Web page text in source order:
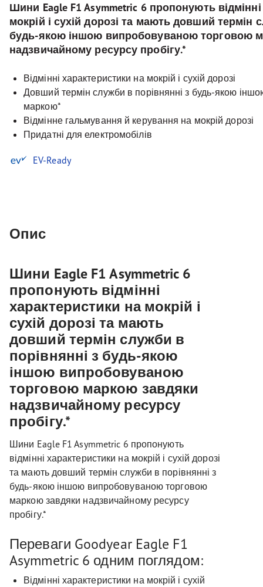
Шини Eagle F1 Asymmetric 6 пропонують
мокрій і сухій дорозі та мають довший термін
будь-якою іншою випробовуваною торговою
надзвичайному ресурсу пробігу.*
Відмінні характеристики на мокрій і сухій дорозі
Довший термін служби в порівнянні з будь-якою
маркою*
Відмінне гальмування й керування на мокрій дорозі
Придатні для електромобілів
EV-Ready
Опис
Шини Eagle F1 Asymmetric 6
пропонують відмінні
характеристики на мокрій і
сухій дорозі та мають
довший термін служби в
порівнянні з будь-якою
іншою випробовуваною
торговою маркою завдяки
надзвичайному ресурсу
пробігу.*
Шини Eagle F1 Asymmetric 6 пропонують
відмінні характеристики на мокрій і сухій дорозі
та мають довший термін служби в порівнянні з
будь-якою іншою випробовуваною торговою
маркою завдяки надзвичайному ресурсу
пробігу.*
Переваги Goodyear Eagle F1
Asymmetric 6 одним поглядом:
Відмінні характеристики на мокрій і сухій